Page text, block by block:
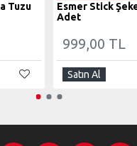
Tuzu
Esmer Stick
Adet
999,00 TL
Satın Al